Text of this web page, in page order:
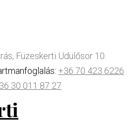
Füzeskerti Üdülősor 10.
+36 70 423 6226
30 011 87 27